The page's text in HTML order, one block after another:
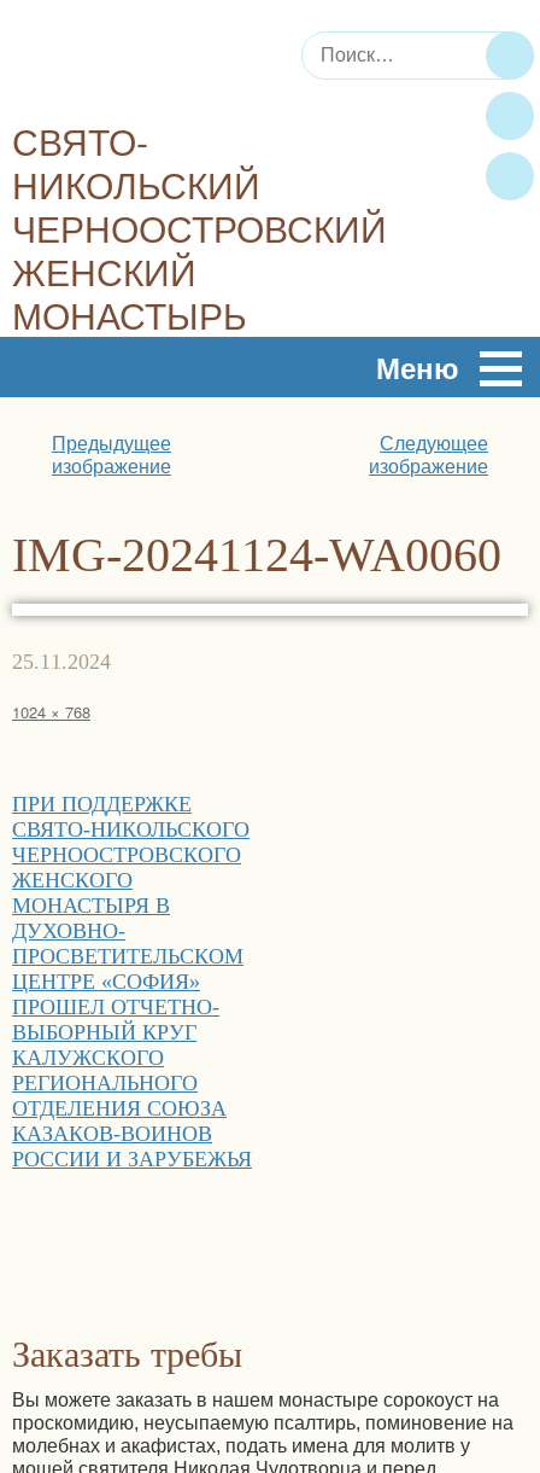
СВЯТО-
НИКОЛЬСКИЙ
ЧЕРНООСТРОВСКИЙ
ЖЕНСКИЙ
МОНАСТЫРЬ
Плод духовный, плод молитвы – это любовь, радость,
Искать:
Меню
Предыдущее
изображение
Следующее
изображение
IMG-20241124-WA0060
Опубликовано
25.11.2024
Полный
1024 × 768
Навигация
по
записям
ПРИ ПОДДЕРЖКЕ
СВЯТО-НИКОЛЬСКОГО
ЧЕРНООСТРОВСКОГО
ЖЕНСКОГО
МОНАСТЫРЯ В
ДУХОВНО-
ПРОСВЕТИТЕЛЬСКОМ
ЦЕНТРЕ «СОФИЯ»
ПРОШЕЛ ОТЧЕТНО-
ВЫБОРНЫЙ КРУГ
КАЛУЖСКОГО
РЕГИОНАЛЬНОГО
ОТДЕЛЕНИЯ СОЮЗА
КАЗАКОВ-ВОИНОВ
РОССИИ И ЗАРУБЕЖЬЯ
Заказать требы
Вы можете заказать в нашем монастыре сорокоуст на
проскомидию, неусыпаемую псалтирь, поминовение на
молебнах и акафистах, подать имена для молитв у
мощей святителя Николая Чудотворца и перед